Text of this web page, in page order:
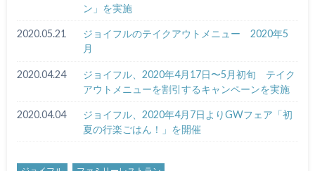
ン」を実施
2020.05.21
ジョイフルのテイクアウトメニュー 2020年5
月
2020.04.24
ジョイフル、2020年4月17日〜5月初旬 テイク
アウトメニューを割引するキャンペーンを実施
2020.04.04
ジョイフル、2020年4月7日よりGWフェア「初
夏の行楽ごはん！」を開催